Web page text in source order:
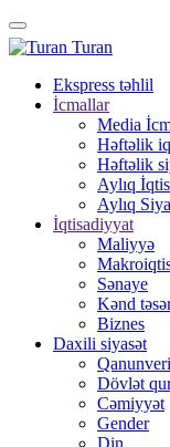
Turan
Ekspress təhlil
İcmallar
Media
Həftəlik
Həftəlik
Aylıq
Aylıq
İqtisadiyyat
Maliyyə
Sənaye
Kənd
Biznes
Daxili siyasət
Dövlət
Cəmiyyət
Gender
Din